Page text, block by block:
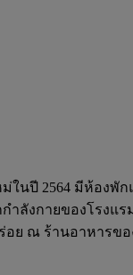
หม่ในปี 2564 มีห้
ลังกายของโรง
ย ณ ร้านอาหารขอ